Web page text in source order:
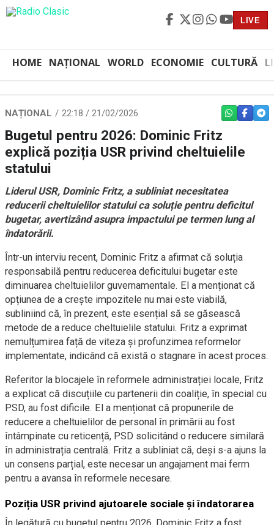
LIVE
HOME NAȚIONAL WORLD ECONOMIE CULTURĂ
NAȚIONAL 22:18 / 21/02/2026 WHATSAPP
Bugetul pentru 2026: Dominic Fritz
explică poziția USR privind cheltuielile
statului
Liderul USR, Dominic Fritz, a subliniat necesitatea
reducerii cheltuielilor statului ca soluție pentru deficitul
bugetar, avertizând asupra impactului pe termen lung al
îndatorării.
Într-un interviu recent, Dominic Fritz a afirmat că soluția
responsabilă pentru reducerea deficitului bugetar este
diminuarea cheltuielilor guvernamentale. El a menționat că
opțiunea de a crește impozitele nu mai este viabilă,
subliniind că, în prezent, este esențial să se găsească
metode de a reduce cheltuielile statului. Fritz a exprimat
nemulțumirea față de viteza și profunzimea reformelor
implementate, indicând că există o stagnare în acest proces.
Referitor la blocajele în reformele administrației locale, Fritz
a explicat că discuțiile cu partenerii din coaliție, în special cu
PSD, au fost dificile. El a menționat că propunerile de
reducere a cheltuielilor de personal în primării au fost
întâmpinate cu reticență, PSD solicitând o reducere similară
în administrația centrală. Fritz a subliniat că, deși s-a ajuns la
un consens parțial, este necesar un angajament mai ferm
pentru a avansa în reformele necesare.
Poziția USR privind ajutoarele sociale și îndatorarea